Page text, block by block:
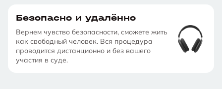
Безопасно и удалённо
Вернем чувство безопасности, сможете жить
как свободный человек. Вся процедура
проводится дистанционно и без вашего
участия в суде.